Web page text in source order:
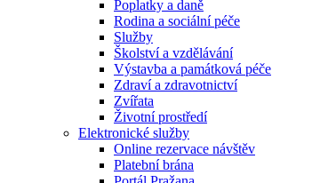
Poplatky a daně
Rodina a sociální péče
Služby
Školství a vzdělávání
Výstavba a památková péče
Zdraví a zdravotnictví
Zvířata
Životní prostředí
Elektronické služby
Online rezervace návštěv
Platební brána